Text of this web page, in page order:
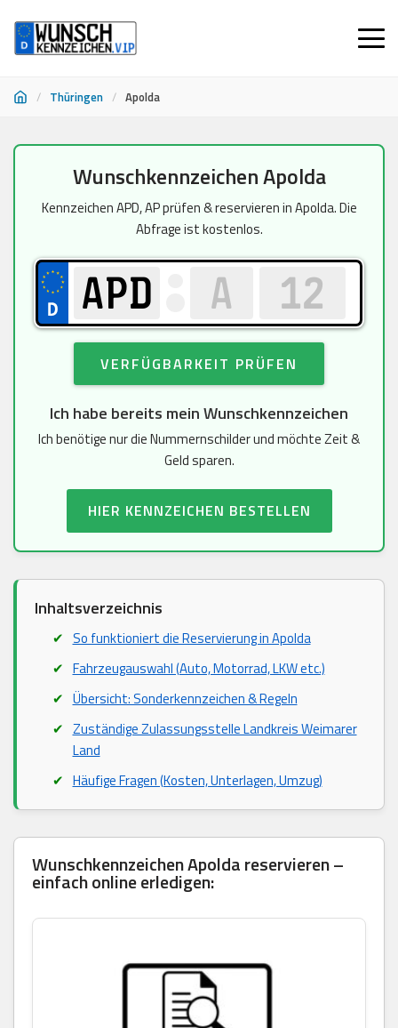
/ Thüringen / Apolda
springen
Wunschkennzeichen Apolda
Kennzeichen APD, AP prüfen & reservieren in Apolda. Die
Abfrage ist kostenlos.
VERFÜGBARKEIT PRÜFEN
Ich habe bereits mein Wunschkennzeichen
Ich benötige nur die Nummernschilder und möchte Zeit &
Geld sparen.
HIER KENNZEICHEN BESTELLEN
Inhaltsverzeichnis
So funktioniert die Reservierung in Apolda
Fahrzeugauswahl (Auto, Motorrad, LKW etc.)
Übersicht: Sonderkennzeichen & Regeln
Zuständige Zulassungsstelle Landkreis Weimarer
Land
Häufige Fragen (Kosten, Unterlagen, Umzug)
Wunschkennzeichen Apolda reservieren –
einfach online erledigen: